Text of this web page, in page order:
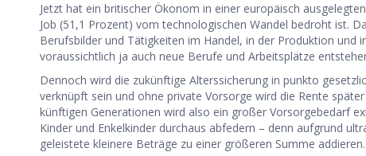
Jetzt hat ein britischer Ökonom in einer europäisch
Job (51,1 Prozent) vom technologischen Wandel bedroht ist.
Berufsbilder und Tätigkeiten im Handel, in der Produktion und
voraussichtlich ja auch neue Berufe und Arbeitsplätze
Dennoch wird die zukünftige Alterssicherung in punkto
verknüpft sein und ohne private Vorsorge wird die Rente
künftigen Generationen wird also ein großer Vorsorgebedarf
Kinder und Enkelkinder durchaus abfedern – denn aufgrund
geleistete kleinere Beträge zu einer größeren Summe addieren.